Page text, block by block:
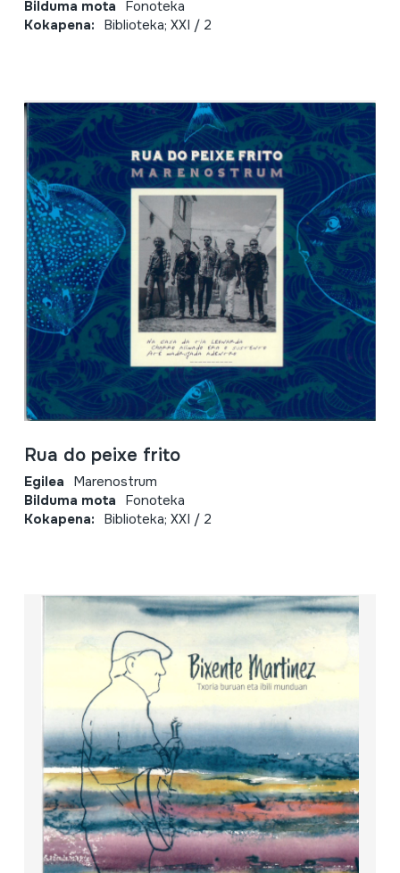
Bilduma mota Fonoteka
Kokapena: Biblioteka; XXI / 2
Rua do peixe frito
Egilea Marenostrum
Bilduma mota Fonoteka
Kokapena: Biblioteka; XXI / 2